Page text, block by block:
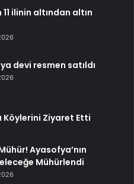
11 ilinin altından altın
devi resmen satıldı
Köylerini Ziyaret Etti
Ayasofya’nın
Mühürlendi